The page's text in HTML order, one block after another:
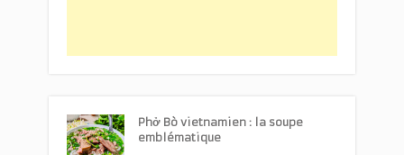
Phở Bò vietnamien : la soupe
emblématique